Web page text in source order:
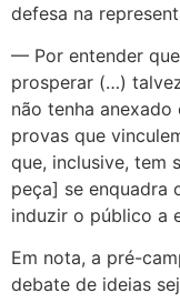
defesa na
— Por entender
prosperar (…)
não tenha
provas que
que, inclusive, tem
peça] se enquadra
induzir o público a
Em nota, a pré-
debate de ideias